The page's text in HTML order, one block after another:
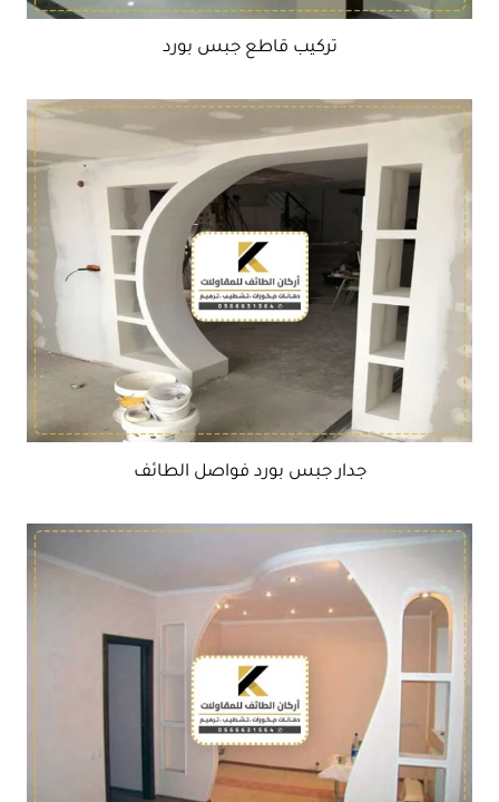
تركيب قاطع جبس بورد
جدار جبس بورد فواصل الطائف